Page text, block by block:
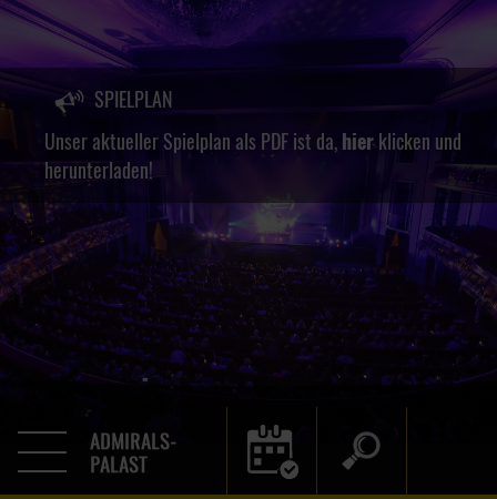
SPIELPLAN
Unser aktueller Spielplan als PDF ist da,hierklicken und
herunterladen!